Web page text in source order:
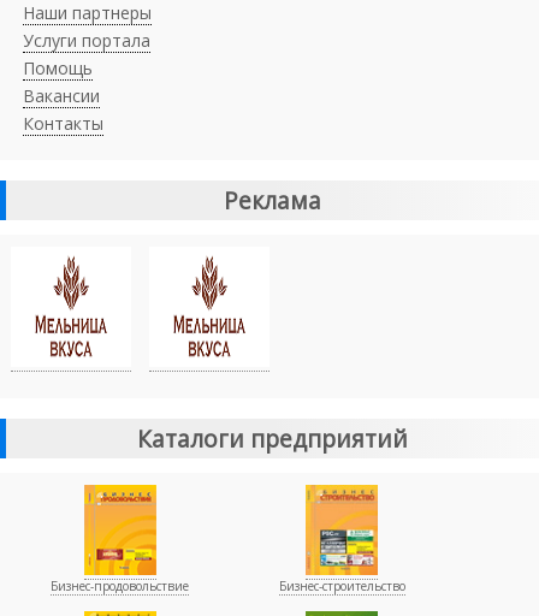
Наши партнеры
Услуги портала
Помощь
Вакансии
Контакты
Реклама
Каталоги предприятий
Бизнес-продовольствие Бизнес-строительство